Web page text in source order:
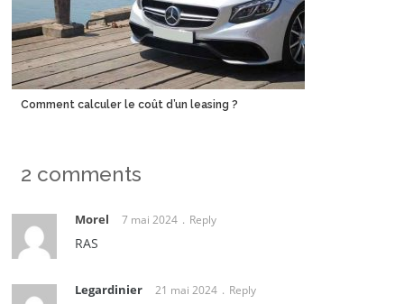
Comment calculer le coût d’un leasing ?
2 comments
Morel 7 mai 2024 Reply
RAS
Legardinier 21 mai 2024 Reply